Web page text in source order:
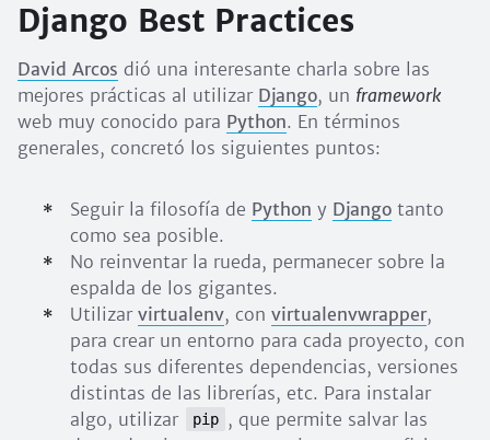
Django Best Practices
David Arcos dió una interesante charla sobre las
mejores prácticas al utilizar Django, un framework
web muy conocido para Python. En términos
generales, concretó los siguientes puntos:
Seguir la filosofía de Python y Django tanto
como sea posible.
No reinventar la rueda, permanecer sobre la
espalda de los gigantes.
Utilizar virtualenv, con virtualenvwrapper,
para crear un entorno para cada proyecto, con
todas sus diferentes dependencias, versiones
distintas de las librerías, etc. Para instalar
algo, utilizar
pip , que permite salvar las